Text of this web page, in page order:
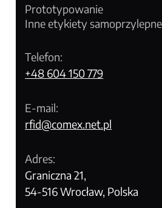
Prototypowanie
Inne etykiety samoprzylepne
Telefon:
+48 604 150 779
E-mail:
rfid@comex.net.pl
Adres:
Graniczna 21,
54-516 Wrocław, Polska